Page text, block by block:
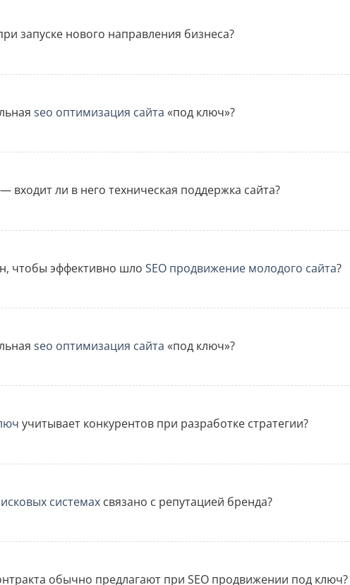
запуске нового направления бизнеса?
seo оптимизация сайта «под ключ»?
— входит ли в него техническая поддержка сайта?
чтобы эффективно шло SEO продвижение молодого сайта?
seo оптимизация сайта «под ключ»?
учитывает конкурентов при разработке стратегии?
системахсвязано с репутацией бренда?
обычно предлагают при SEO продвижении под ключ?